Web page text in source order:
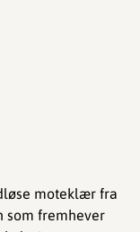
moteklær fra
som fremhever